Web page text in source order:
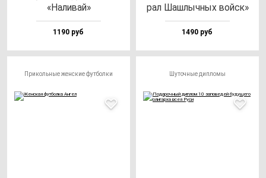
«Нали­вай»
1190 руб
рал Шаш­лыч­ных вой­ск»
1490 руб
Прикольные женские футболки Шуточные дипломы